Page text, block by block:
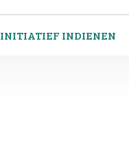
INITIATIEF INDIENEN